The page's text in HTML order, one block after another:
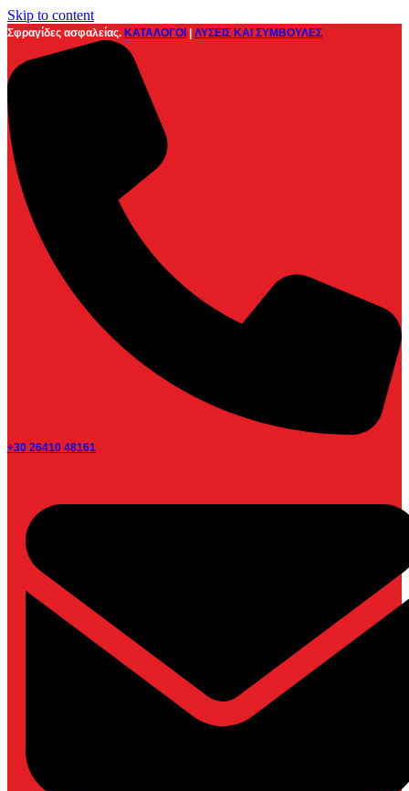
Skip to content
Σφραγίδες ασφαλείας. ΚΑΤΑΛΟΓΟΙ ΛΥΣΕΙΣ ΚΑΙ ΣΥΜΒΟΥΛΕΣ
+30 26410 48161